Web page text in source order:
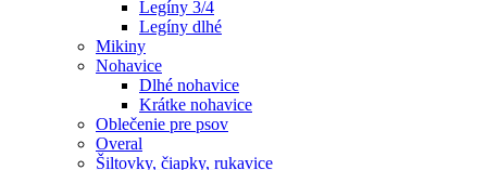
Legíny 3/4
Legíny dlhé
Mikiny
Nohavice
Dlhé nohavice
Krátke nohavice
Oblečenie pre psov
Overal
Šiltovky, čiapky, rukavice